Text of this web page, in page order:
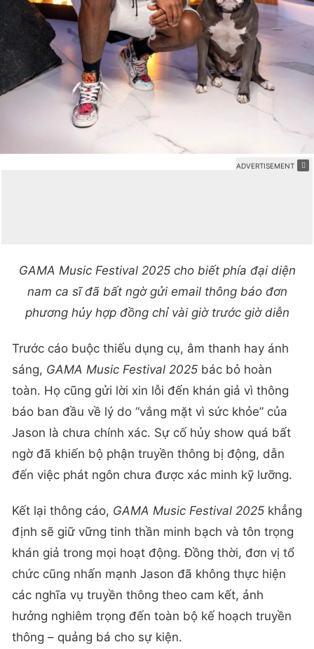
GAMA Music Festival 2025 cho biết phía đại diện
nam ca sĩ đã bất ngờ gửi email thông báo đơn
phương hủy hợp đồng chỉ vài giờ trước giờ diễn
Trước cáo buộc thiếu dụng cụ, âm thanh hay ánh
sáng, GAMA Music Festival 2025 bác bỏ hoàn
toàn. Họ cũng gửi lời xin lỗi đến khán giả vì thông
báo ban đầu về lý do “vắng mặt vì sức khỏe” của
Jason là chưa chính xác. Sự cố hủy show quá bất
ngờ đã khiến bộ phận truyền thông bị động, dẫn
đến việc phát ngôn chưa được xác minh kỹ lưỡng.
Kết lại thông cáo, GAMA Music Festival 2025 khẳng
định sẽ giữ vững tinh thần minh bạch và tôn trọng
khán giả trong mọi hoạt động. Đồng thời, đơn vị tổ
chức cũng nhấn mạnh Jason đã không thực hiện
các nghĩa vụ truyền thông theo cam kết, ảnh
hưởng nghiêm trọng đến toàn bộ kế hoạch truyền
thông – quảng bá cho sự kiện.